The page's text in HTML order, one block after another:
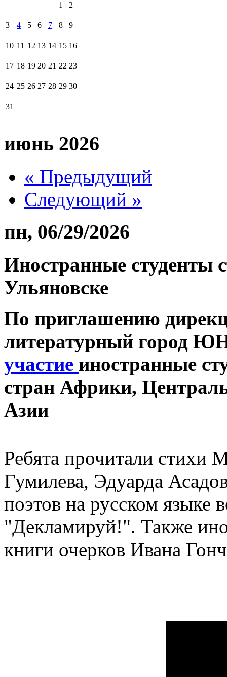
1
2
3 4 5 6 7 8 9
10 11 12 13 14 15 16
17 18 19 20 21 22 23
24 25 26 27 28 29 30
31
июнь 2026
« Предыдущий
Следующий »
пн, 06/29/2026
Иностранные студенты
Ульяновске
По приглашению
литературный город
участие иностранные
стран Африки,
Азии
Ребята прочитали стихи
Гумилева, Эдуарда
поэтов на русском языке
"Декламируй!". Также
книги очерков Ивана